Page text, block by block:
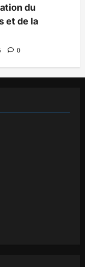
du
et de la
0